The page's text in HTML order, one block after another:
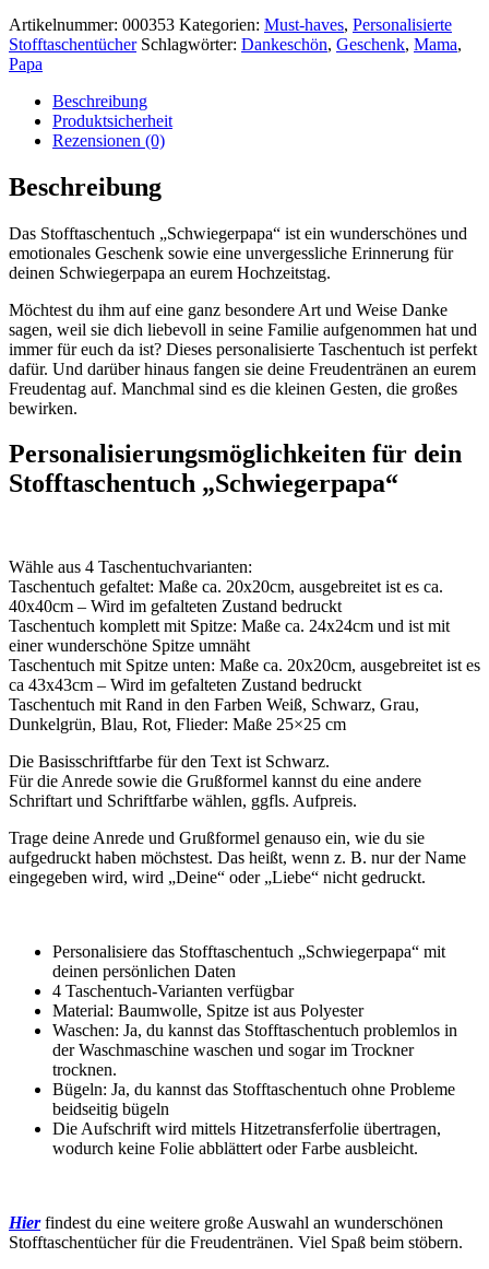
Artikelnummer: 000353 Kategorien: Must-haves, Personalisierte
Stofftaschentücher Schlagwörter: Dankeschön, Geschenk, Mama,
Papa
Beschreibung
Produktsicherheit
Rezensionen (0)
Beschreibung
Das Stofftaschentuch „Schwiegerpapa“ ist ein wunderschönes und
emotionales Geschenk sowie eine unvergessliche Erinnerung für
deinen Schwiegerpapa an eurem Hochzeitstag.
Möchtest du ihm auf eine ganz besondere Art und Weise Danke
sagen, weil sie dich liebevoll in seine Familie aufgenommen hat und
immer für euch da ist? Dieses personalisierte Taschentuch ist perfekt
dafür. Und darüber hinaus fangen sie deine Freudentränen an eurem
Freudentag auf. Manchmal sind es die kleinen Gesten, die großes
bewirken.
Personalisierungsmöglichkeiten für dein
Stofftaschentuch „Schwiegerpapa“
Wähle aus 4 Taschentuchvarianten:
Taschentuch gefaltet: Maße ca. 20x20cm, ausgebreitet ist es ca.
40x40cm – Wird im gefalteten Zustand bedruckt
Taschentuch komplett mit Spitze: Maße ca. 24x24cm und ist mit
einer wunderschöne Spitze umnäht
Taschentuch mit Spitze unten: Maße ca. 20x20cm, ausgebreitet ist es
ca 43x43cm – Wird im gefalteten Zustand bedruckt
Taschentuch mit Rand in den Farben Weiß, Schwarz, Grau,
Dunkelgrün, Blau, Rot, Flieder: Maße 25×25 cm
Die Basisschriftfarbe für den Text ist Schwarz.
Für die Anrede sowie die Grußformel kannst du eine andere
Schriftart und Schriftfarbe wählen, ggfls. Aufpreis.
Trage deine Anrede und Grußformel genauso ein, wie du sie
aufgedruckt haben möchstest. Das heißt, wenn z. B. nur der Name
eingegeben wird, wird „Deine“ oder „Liebe“ nicht gedruckt.
Personalisiere das Stofftaschentuch „Schwiegerpapa“ mit
deinen persönlichen Daten
4 Taschentuch-Varianten verfügbar
Material: Baumwolle, Spitze ist aus Polyester
Waschen: Ja, du kannst das Stofftaschentuch problemlos in
der Waschmaschine waschen und sogar im Trockner
trocknen.
Bügeln: Ja, du kannst das Stofftaschentuch ohne Probleme
beidseitig bügeln
Die Aufschrift wird mittels Hitzetransferfolie übertragen,
wodurch keine Folie abblättert oder Farbe ausbleicht.
Hierfindest du eine weitere große Auswahl an wunderschönen
Stofftaschentücher für die Freudentränen. Viel Spaß beim stöbern.